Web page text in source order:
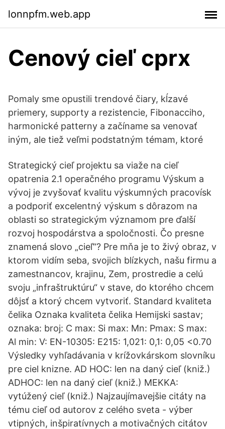
lonnpfm.web.app
Cenový cieľ cprx
Pomaly sme opustili trendové čiary, kĺzavé
priemery, supporty a rezistencie, Fibonacciho,
harmonické patterny a začíname sa venovať
iným, ale tiež veľmi podstatným témam, ktoré
Strategický cieľ projektu sa viaže na cieľ
opatrenia 2.1 operačného programu Výskum a
vývoj je zvyšovať kvalitu výskumných pracovísk
a podporiť excelentný výskum s dôrazom na
oblasti so strategickým významom pre ďalší
rozvoj hospodárstva a spoločnosti. Čo presne
znamená slovo „cieľ“? Pre mňa je to živý obraz, v
ktorom vidím seba, svojich blízkych, našu firmu a
zamestnancov, krajinu, Zem, prostredie a celú
svoju „infraštruktúru“ v stave, do ktorého chcem
dôjsť a ktorý chcem vytvoriť. Standard kvaliteta
čelika Oznaka kvaliteta čelika Hemijski sastav;
oznaka: broj: C max: Si max: Mn: Pmax: S max:
Al min: V: EN-10305: E215: 1,021: 0,1: 0,05 <0.70
Výsledky vyhľadávania v krížovkárskom slovníku
pre ciel knizne. AD HOC: len na daný cieľ (kniž.)
ADHOC: len na daný cieľ (kniž.) MEKKA:
vytúžený cieľ (kniž.) Najzaujímavejšie citáty na
tému cieľ od autorov z celého sveta - výber
vtipných, inšpiratívnych a motivačných citátov